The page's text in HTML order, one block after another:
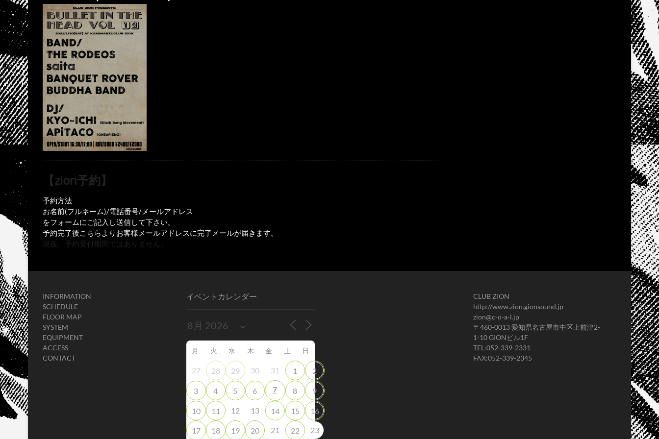
【zion予約】
予約方法
お名前(フルネーム)/電話番号/メールアドレス
をフォームにご記入し送信して下さい。
予約完了後こちらよりお客様メールアドレスに完了メールが届きます。
現在、予約受付期間ではありません。
INFORMATION
SCHEDULE
FLOOR MAP
SYSTEM
EQUIPMENT
ACCESS
CONTACT
イベントカレンダー
月 火 水 木 金 土 日
27 28 29 30 31 1 2
3 4 5 6 7 8 9
10 11 12 13 14 15 16
17 18 19 20 21 22 23
CLUB ZION
http://www.zion.gionsound.jp
zion@c-o-a-l.jp
〒460-0013 愛知県名古屋市中区上前津2-
1-10 GIONビル1F
TEL:052-339-2331
FAX:052-339-2345